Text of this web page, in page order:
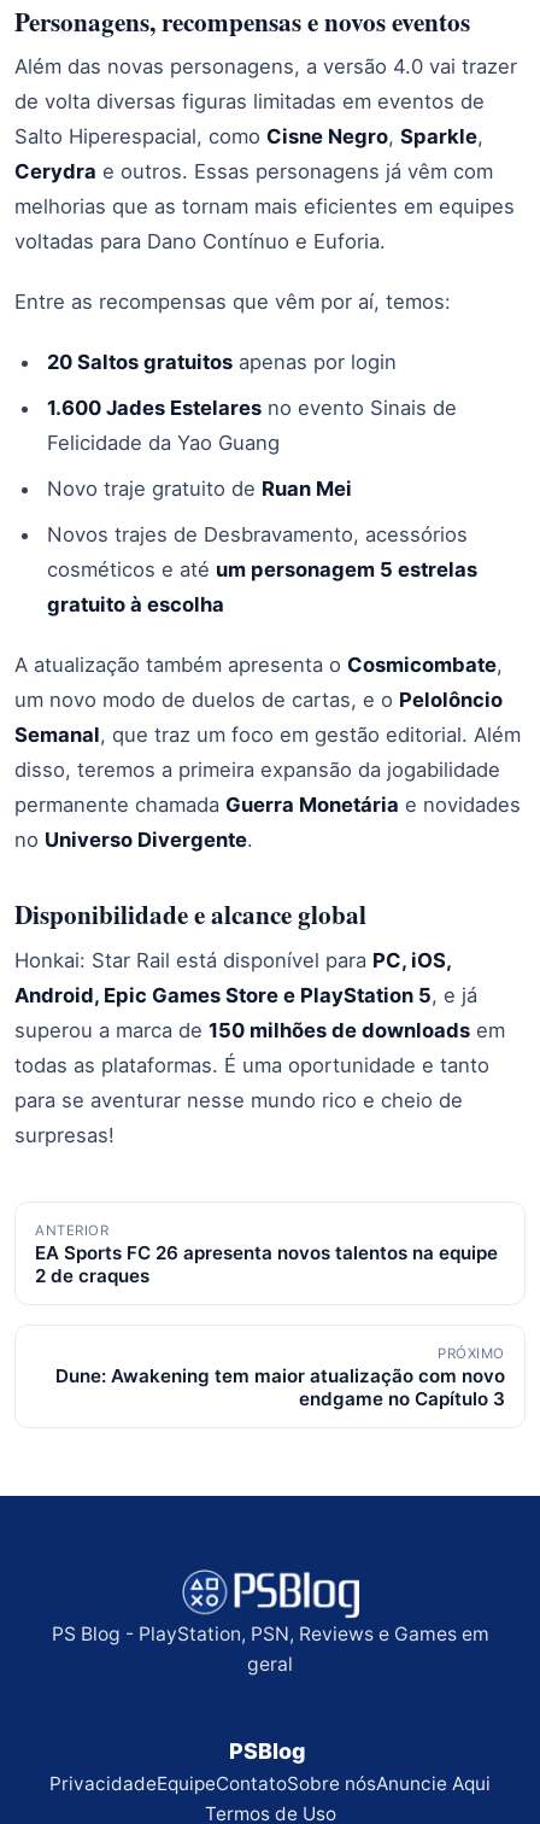
Personagens, recompensas e novos eventos
Além das novas personagens, a versão 4.0 vai trazer
de volta diversas figuras limitadas em eventos de
Salto Hiperespacial, como Cisne Negro, Sparkle,
Cerydra e outros. Essas personagens já vêm com
melhorias que as tornam mais eficientes em equipes
voltadas para Dano Contínuo e Euforia.
Entre as recompensas que vêm por aí, temos:
20 Saltos gratuitosapenas por login
1.600 Jades Estelaresno evento Sinais de
Felicidade da Yao Guang
Novo traje gratuito de Ruan Mei
Novos trajes de Desbravamento, acessórios
cosméticos e até um personagem 5 estrelas
gratuito à escolha
A atualização também apresenta o Cosmicombate,
um novo modo de duelos de cartas, e o Pelolôncio
Semanal, que traz um foco em gestão editorial. Além
disso, teremos a primeira expansão da jogabilidade
permanente chamada Guerra Monetária e novidades
no Universo Divergente.
Disponibilidade e alcance global
Honkai: Star Rail está disponível para PC, iOS,
Android, Epic Games Store e PlayStation 5, e já
superou a marca de 150 milhões de downloads em
todas as plataformas. É uma oportunidade e tanto
para se aventurar nesse mundo rico e cheio de
surpresas!
Navegação
de
posts
ANTERIOR
EA Sports FC 26 apresenta novos talentos na equipe
2 de craques
PRÓXIMO
Dune: Awakening tem maior atualização com novo
endgame no Capítulo 3
PS Blog - PlayStation, PSN, Reviews e Games em
geral
PSBlog
PrivacidadeEquipeContatoSobre nósAnuncie Aqui
Termos de Uso